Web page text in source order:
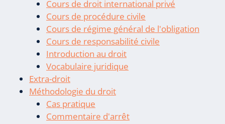
Cours de droit international privé
Cours de procédure civile
Cours de régime général de l'obligation
Cours de responsabilité civile
Introduction au droit
Vocabulaire juridique
Extra-droit
Méthodologie du droit
Cas pratique
Commentaire d'arrêt